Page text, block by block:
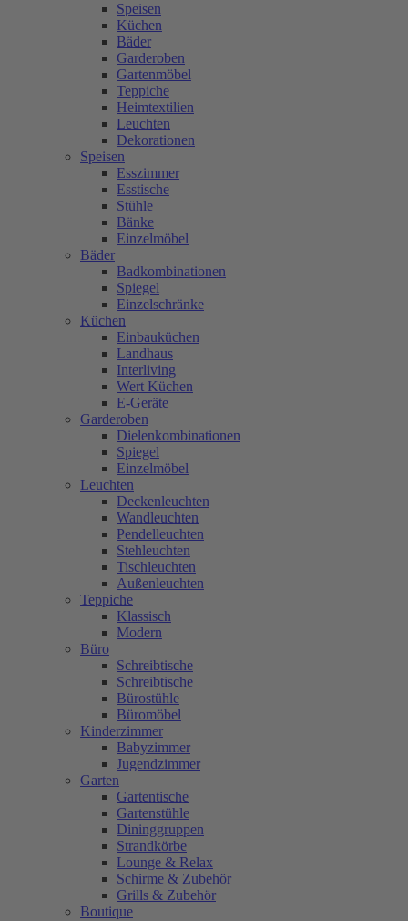
Speisen
Küchen
Bäder
Garderoben
Gartenmöbel
Teppiche
Heimtextilien
Leuchten
Dekorationen
Speisen
Esszimmer
Esstische
Stühle
Bänke
Einzelmöbel
Bäder
Badkombinationen
Spiegel
Einzelschränke
Küchen
Einbauküchen
Landhaus
Interliving
Wert Küchen
E-Geräte
Garderoben
Dielenkombinationen
Spiegel
Einzelmöbel
Leuchten
Deckenleuchten
Wandleuchten
Pendelleuchten
Stehleuchten
Tischleuchten
Außenleuchten
Teppiche
Klassisch
Modern
Büro
Schreibtische
Schreibtische
Bürostühle
Büromöbel
Kinderzimmer
Babyzimmer
Jugendzimmer
Garten
Gartentische
Gartenstühle
Dininggruppen
Strandkörbe
Lounge & Relax
Schirme & Zubehör
Grills & Zubehör
Boutique